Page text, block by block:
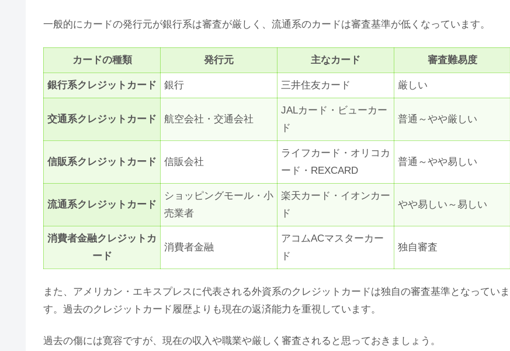
一般的にカードの発行元が銀行系は審査が厳しく、流通系のカードは審査基準が低くなっています。
カードの種類 発行元 主なカード 審査難易度
銀行系クレジットカード 銀行 三井住友カード 厳しい
交通系クレジットカード 航空会社・交通会社
JALカード・ビューカー
ド
普通～やや厳しい
信販系クレジットカード 信販会社
ライフカード・オリコカ
ード・REXCARD
普通～やや易しい
流通系クレジットカード
ショッピングモール・小
売業者
楽天カード・イオンカー
ド
やや易しい～易しい
消費者金融クレジットカ
ード
消費者金融
アコムACマスターカー
ド
独自審査
また、アメリカン・エキスプレスに代表される外資系のクレジットカードは独自の審査基準となっていま
す。過去のクレジットカード履歴よりも現在の返済能力を重視しています。
過去の傷には寛容ですが、現在の収入や職業や厳しく審査されると思っておきましょう。